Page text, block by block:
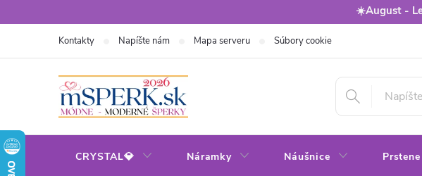
na
☀️August -
Kontakty Napíšte nám Mapa serveru Súbory cookie
CRYSTAL💎 Náramky Náušnice Prstene